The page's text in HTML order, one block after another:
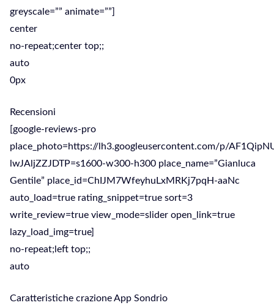
greyscale=”” animate=””]
center
no-repeat;center top;;
auto
0px
Recensioni
[google-reviews-pro
place_photo=https://lh3.googleusercontent.com/p/
lwJAljZZJDTP=s1600-w300-h300 place_name=”Gianluca
Gentile” place_id=ChIJM7WfeyhuLxMRKj7pqH-aaNc
auto_load=true rating_snippet=true sort=3
write_review=true view_mode=slider open_link=true
lazy_load_img=true]
no-repeat;left top;;
auto
Caratteristiche crazione App Sondrio